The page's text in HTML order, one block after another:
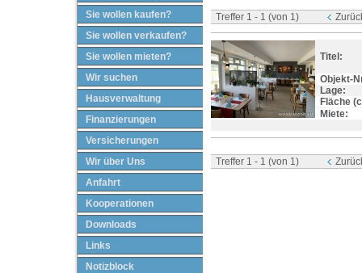
Sie wollen kaufen?
Sie wollen verkaufen?
Sie wollen mieten?
Wir suchen
Hausverwaltung
Finanzierungen
Versicherungen
Wir über Uns
Anfahrt
Kooperationen
Downloads
Links
Notizblock
Treffer 1 - 1 (von 1)
Titel:
Objekt-
Lage:
Fläche
Miete:
Treffer 1 - 1 (von 1)